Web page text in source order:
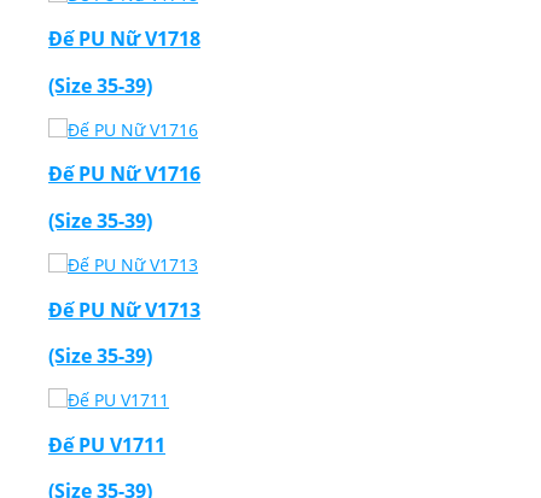
Đế PU Nữ V1718
(Size 35-39)
Đế PU Nữ V1716
(Size 35-39)
Đế PU Nữ V1713
(Size 35-39)
Đế PU V1711
(Size 35-39)